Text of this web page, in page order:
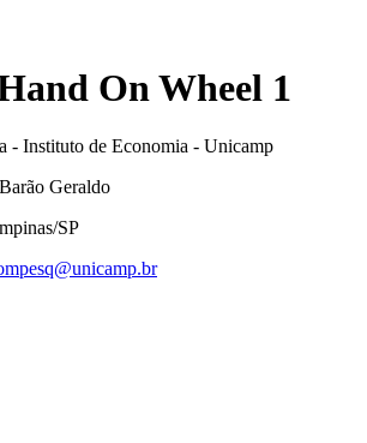
On Wheel 1
- Instituto de Economia - Unicamp
Geraldo
SP